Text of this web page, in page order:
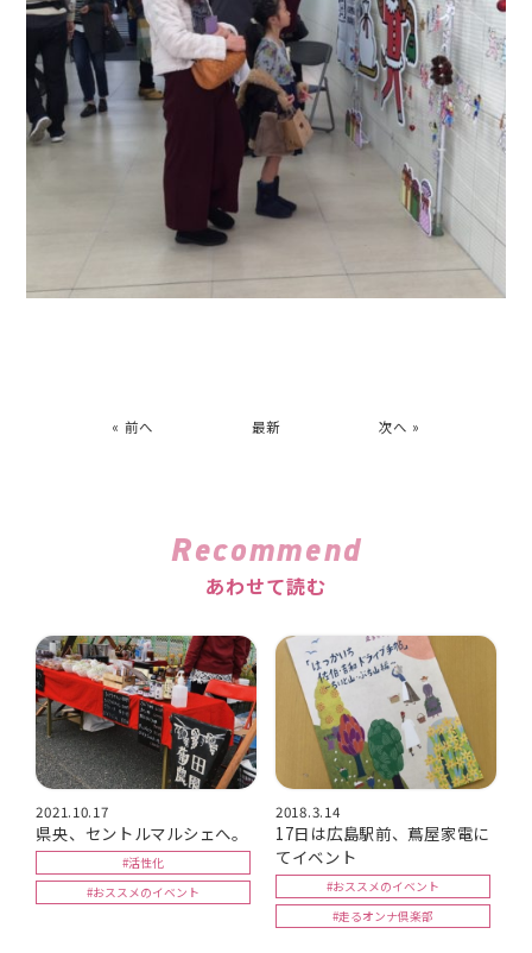
« 前へ 最新 次へ »
Recommend
あわせて読む
2021.10.17
県央、セントルマルシェへ。
#活性化
#おススメのイベント
2018.3.14
17日は広島駅前、蔦屋家電に
てイベント
#おススメのイベント
#走るオンナ倶楽部